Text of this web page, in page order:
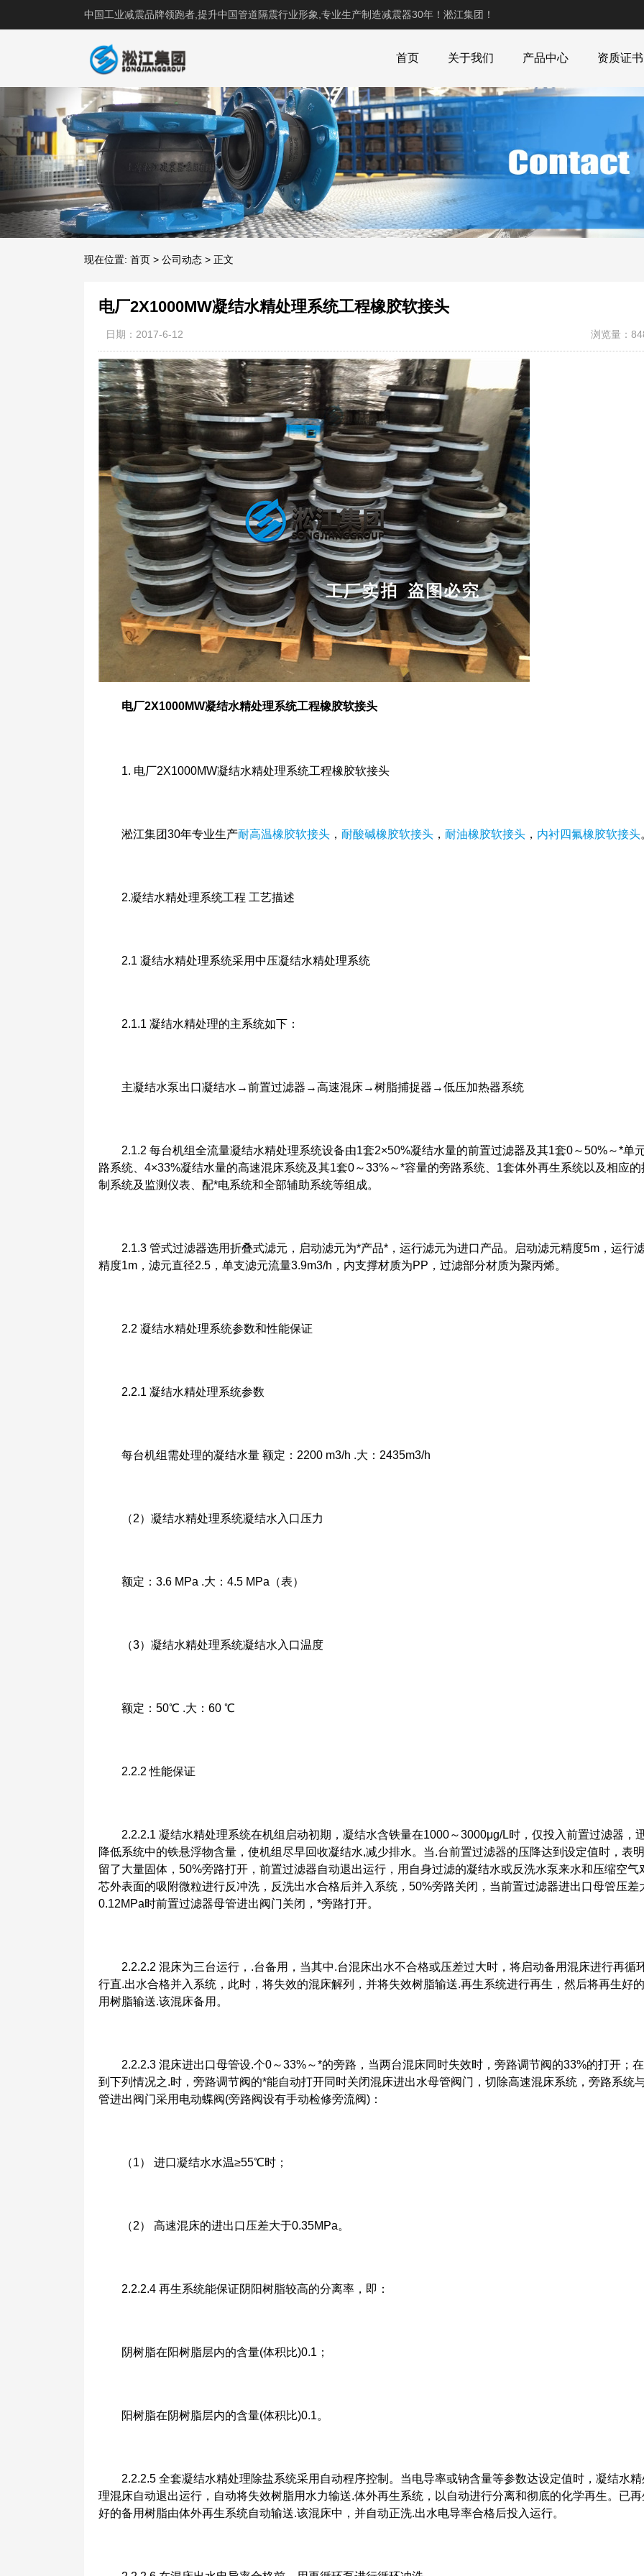
中国工业减震品牌领跑者,提升中国管道隔震行业形象,专业生产制造减震器30年！淞江集团！
首页 关于我们 产品中心 资质证书
现在位置: 首页 > 公司动态 > 正文
电厂2X1000MW凝结水精处理系统工程橡胶软接头
日期：2017-6-12 浏览量：
电厂2X1000MW凝结水精处理系统工程橡胶软接头
1. 电厂2X1000MW凝结水精处理系统工程橡胶软接头
淞江集团30年专业生产耐高温橡胶软接头 ， 耐酸碱橡胶软接头 ， 耐油橡胶软接头 ， 内衬四氟橡胶软接头
2.凝结水精处理系统工程 工艺描述
2.1 凝结水精处理系统采用中压凝结水精处理系统
2.1.1 凝结水精处理的主系统如下：
主凝结水泵出口凝结水→前置过滤器→高速混床→树脂捕捉器→低压加热器系统
2.1.2 每台机组全流量凝结水精处理系统设备由1套2×50%凝结水量的前置过滤器及其1套0～50%～*单
路系统、4×33%凝结水量的高速混床系统及其1套0～33%～*容量的旁路系统、1套体外再生系统以及相应的
制系统及监测仪表、配*电系统和全部辅助系统等组成。
2.1.3 管式过滤器选用折叠式滤元，启动滤元为*产品*，运行滤元为进口产品。启动滤元精度5m，运行
精度1m，滤元直径2.5，单支滤元流量3.9m3/h，内支撑材质为PP，过滤部分材质为聚丙烯。
2.2 凝结水精处理系统参数和性能保证
2.2.1 凝结水精处理系统参数
每台机组需处理的凝结水量 额定：2200 m3/h .大：2435m3/h
（2）凝结水精处理系统凝结水入口压力
额定：3.6 MPa .大：4.5 MPa（表）
（3）凝结水精处理系统凝结水入口温度
额定：50℃ .大：60 ℃
2.2.2 性能保证
2.2.2.1 凝结水精处理系统在机组启动初期，凝结水含铁量在1000～3000μg/L时，仅投入前置过滤器，
降低系统中的铁悬浮物含量，使机组尽早回收凝结水,减少排水。当.台前置过滤器的压降达到设定值时，表
留了大量固体，50%旁路打开，前置过滤器自动退出运行，用自身过滤的凝结水或反洗水泵来水和压缩空气
芯外表面的吸附微粒进行反冲洗，反洗出水合格后并入系统，50%旁路关闭，当前置过滤器进出口母管压差
0.12MPa时前置过滤器母管进出阀门关闭，*旁路打开。
2.2.2.2 混床为三台运行，.台备用，当其中.台混床出水不合格或压差过大时，将启动备用混床进行再循
行直.出水合格并入系统，此时，将失效的混床解列，并将失效树脂输送.再生系统进行再生，然后将再生好
用树脂输送.该混床备用。
2.2.2.3 混床进出口母管设.个0～33%～*的旁路，当两台混床同时失效时，旁路调节阀的33%的打开；
到下列情况之.时，旁路调节阀的*能自动打开同时关闭混床进出水母管阀门，切除高速混床系统，旁路系统
管进出阀门采用电动蝶阀(旁路阀设有手动检修旁流阀)：
（1） 进口凝结水水温≥55℃时；
（2） 高速混床的进出口压差大于0.35MPa。
2.2.2.4 再生系统能保证阴阳树脂较高的分离率，即：
阴树脂在阳树脂层内的含量(体积比)0.1；
阳树脂在阴树脂层内的含量(体积比)0.1。
2.2.2.5 全套凝结水精处理除盐系统采用自动程序控制。当电导率或钠含量等参数达设定值时，凝结水精
理混床自动退出运行，自动将失效树脂用水力输送.体外再生系统，以自动进行分离和彻底的化学再生。已再
好的备用树脂由体外再生系统自动输送.该混床中，并自动正洗.出水电导率合格后投入运行。